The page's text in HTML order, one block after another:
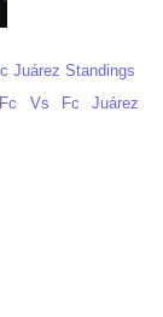
Juárez Standings
Fc Vs Fc Juárez